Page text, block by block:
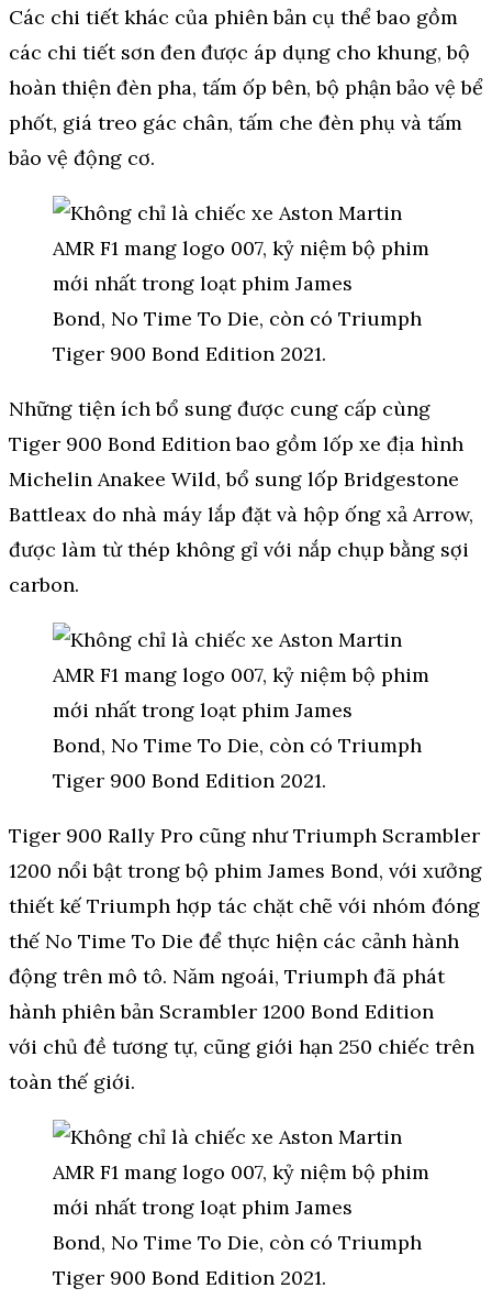
Các chi tiết khác của phiên bản cụ thể bao gồm
các chi tiết sơn đen được áp dụng cho khung, bộ
hoàn thiện đèn pha, tấm ốp bên, bộ phận bảo vệ bể
phốt, giá treo gác chân, tấm che đèn phụ và tấm
bảo vệ động cơ.
Những tiện ích bổ sung được cung cấp cùng
Tiger 900 Bond Edition bao gồm lốp xe địa hình
Michelin Anakee Wild, bổ sung lốp Bridgestone
Battleax do nhà máy lắp đặt và hộp ống xả Arrow,
được làm từ thép không gỉ với nắp chụp bằng sợi
carbon.
Tiger 900 Rally Pro cũng như Triumph Scrambler
1200 nổi bật trong bộ phim James Bond, với xưởng
thiết kế Triumph hợp tác chặt chẽ với nhóm đóng
thế No Time To Die để thực hiện các cảnh hành
động trên mô tô. Năm ngoái, Triumph đã phát
hành phiên bản Scrambler 1200 Bond Edition
với chủ đề tương tự, cũng giới hạn 250 chiếc trên
toàn thế giới.